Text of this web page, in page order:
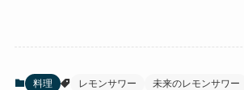
料理 レモンサワー 未来のレモンサワー